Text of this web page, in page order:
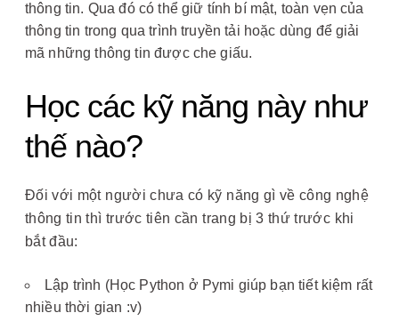
thông tin. Qua đó có thể giữ tính bí mật, toàn vẹn của
thông tin trong qua trình truyền tải hoặc dùng để giải
mã những thông tin được che giấu.
Học các kỹ năng này như
thế nào?
Đối với một người chưa có kỹ năng gì về công nghệ
thông tin thì trước tiên cần trang bị 3 thứ trước khi
bắt đầu:
Lập trình (Học Python ở Pymi giúp bạn tiết kiệm rất
nhiều thời gian :v)